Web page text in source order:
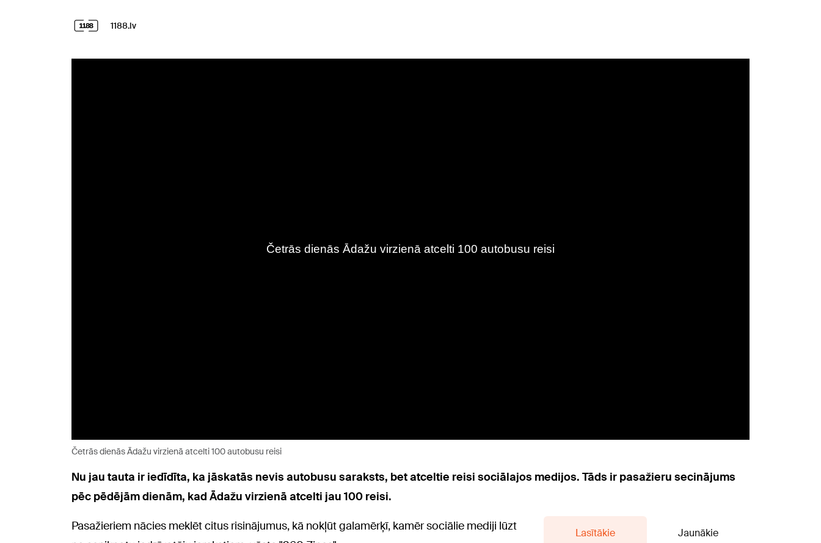
1188.lv
Četrās dienās Ādažu virzienā atcelti 100 autobusu reisi
Nu jau tauta ir iedīdīta, ka jāskatās nevis autobusu saraksts, bet atceltie reisi sociālajos medijos. Tāds ir pasažieru secinājums
pēc pēdējām dienām, kad Ādažu virzienā atcelti jau 100 reisi.
Pasažieriem nācies meklēt citus risinājumus, kā nokļūt galamērķī, kamēr sociālie mediji lūzt
Lasītākie Jaunākie